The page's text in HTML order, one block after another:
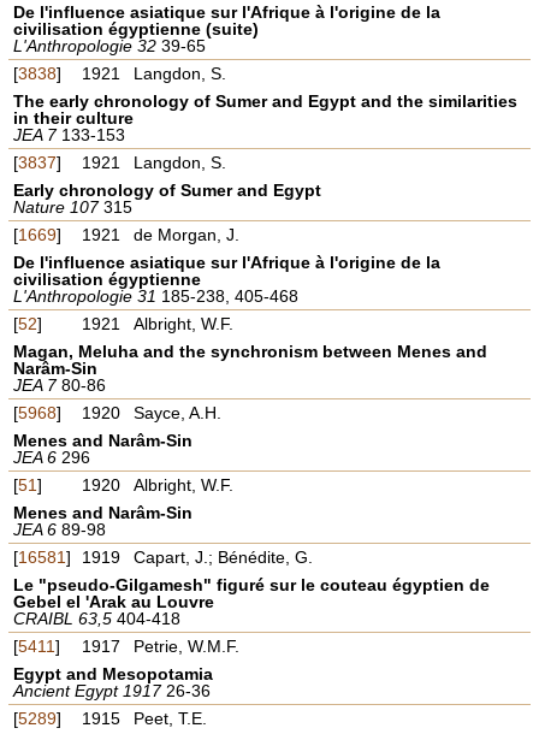
De l'influence asiatique sur l'Afrique à l'origine de la
civilisation égyptienne (suite)
L'Anthropologie 32 39-65
[3838] 1921
Langdon, S.
The early chronology of Sumer and Egypt and the similarities
in their culture
JEA 7133-153
[3837] 1921
Langdon, S.
Early chronology of Sumer and Egypt
Nature 107315
[1669] 1921
de Morgan, J.
De l'influence asiatique sur l'Afrique à l'origine de la
civilisation égyptienne
L'Anthropologie 31 185-238, 405-468
[52] 1921
Albright, W.F.
Magan, Meluha and the synchronism between Menes and
Narâm-Sin
JEA 780-86
[5968] 1920
Sayce, A.H.
Menes and Narâm-Sin
JEA 6 296
[51] 1920
Albright, W.F.
Menes and Narâm-Sin
JEA 6 89-98
[16581] 1919
Capart, J.; Bénédite, G.
Le "pseudo-Gilgamesh" figuré sur le couteau égyptien de
Gebel el 'Arak au Louvre
CRAIBL 63,5 404-418
[5411] 1917
Petrie, W.M.F.
Egypt and Mesopotamia
Ancient Egypt 191726-36
[5289] 1915
Peet, T.E.